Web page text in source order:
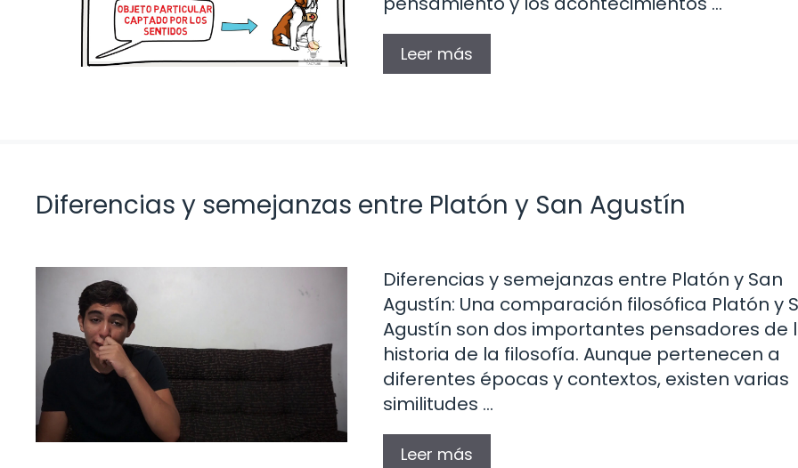
Leer más
Diferencias y semejanzas entre Platón y San Agustín
Diferencias y semejanzas entre Platón y San
Agustín: Una comparación filosófica Platón y
Agustín son dos importantes pensadores de
historia de la filosofía. Aunque pertenecen a
diferentes épocas y contextos, existen varias
similitudes …
Leer más